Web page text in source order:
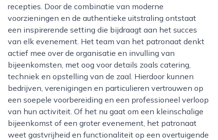
recepties. Door de combinatie van moderne
voorzieningen en de authentieke uitstraling ontstaat
een inspirerende setting die bijdraagt aan het succes
van elk evenement. Het team van het patronaat denkt
actief mee over de organisatie en invulling van
bijeenkomsten, met oog voor details zoals catering,
techniek en opstelling van de zaal. Hierdoor kunnen
bedrijven, verenigingen en particulieren vertrouwen op
een soepele voorbereiding en een professioneel verloop
van hun activiteit. Of het nu gaat om een kleinschalige
bijeenkomst of een groter evenement, het patronaat
weet gastvrijheid en functionaliteit op een overtuigende